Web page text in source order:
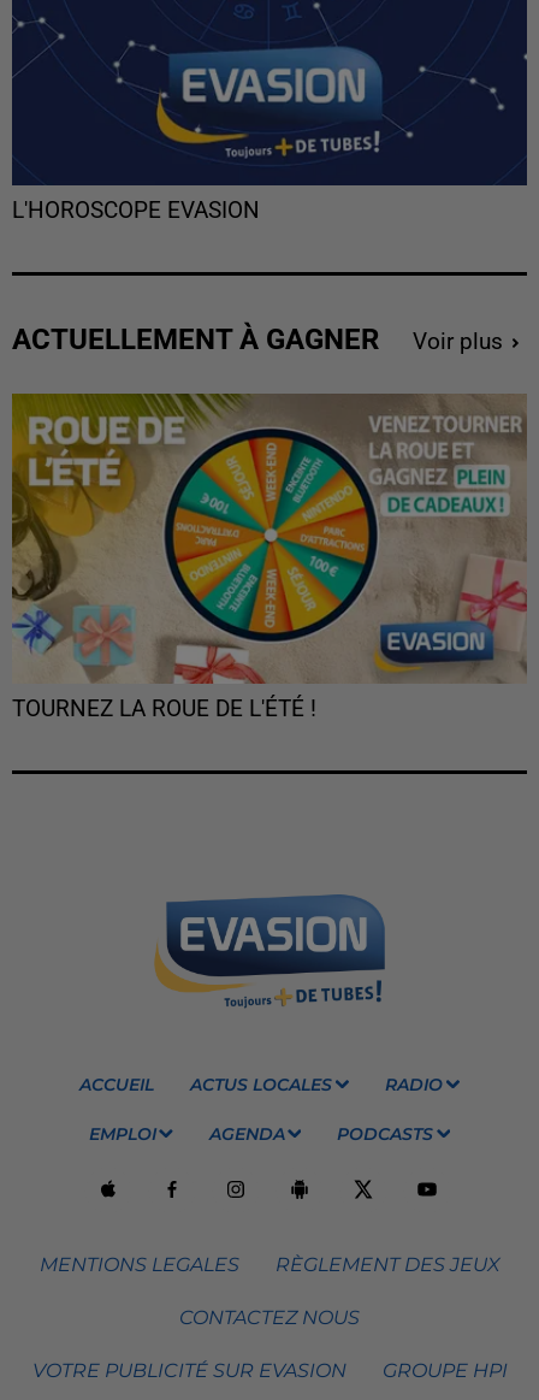
L'HOROSCOPE EVASION
ACTUELLEMENT À GAGNER Voir plus
TOURNEZ LA ROUE DE L'ÉTÉ !
ACCUEIL ACTUS LOCALES RADIO
EMPLOI AGENDA PODCASTS
MENTIONS LEGALES RÈGLEMENT DES JEUX
CONTACTEZ NOUS
VOTRE PUBLICITÉ SUR EVASION GROUPE HPI